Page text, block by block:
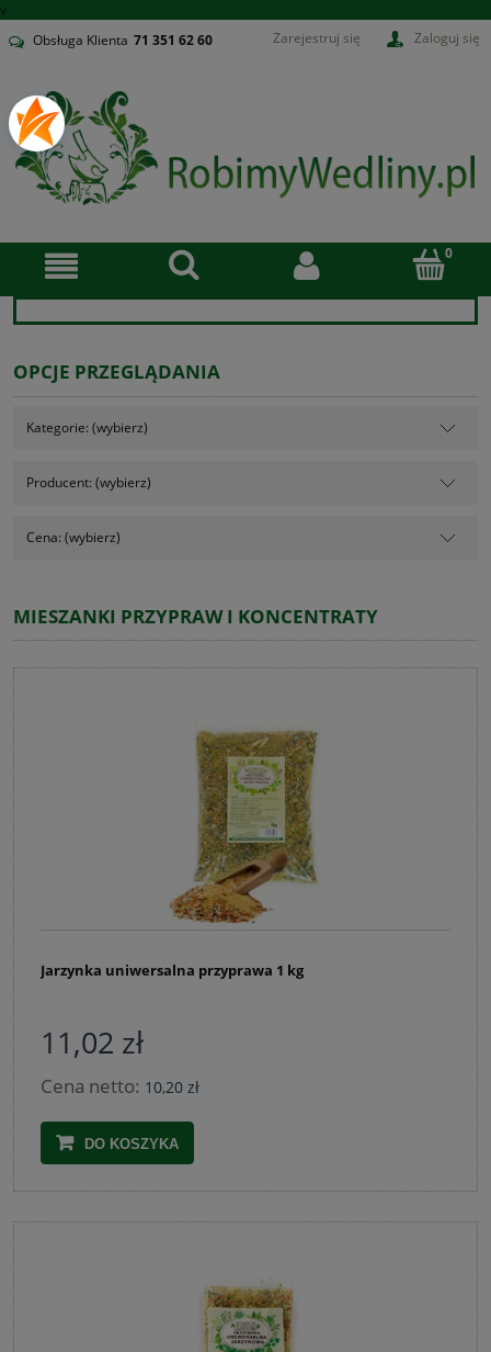
v
Obsługa Klienta 71 351 62 60 Zarejestruj się Zaloguj się
OPCJE PRZEGLĄDANIA
Kategorie: (wybierz)
Producent: (wybierz)
Cena: (wybierz)
MIESZANKI PRZYPRAW I KONCENTRATY
Jarzynka uniwersalna przyprawa 1 kg
11,02 zł
Cena netto: 10,20 zł
DO KOSZYKA